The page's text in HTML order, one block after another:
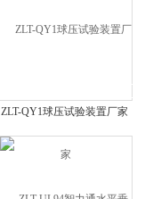
ZLT-QY1球压试验装置厂家